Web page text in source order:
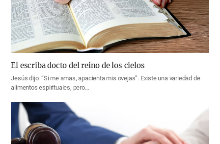
El escriba docto del reino de los cielos
Jesús dijo: “Si me amas, apacienta mis ovejas”. Existe una variedad de
alimentos espirituales, pero…